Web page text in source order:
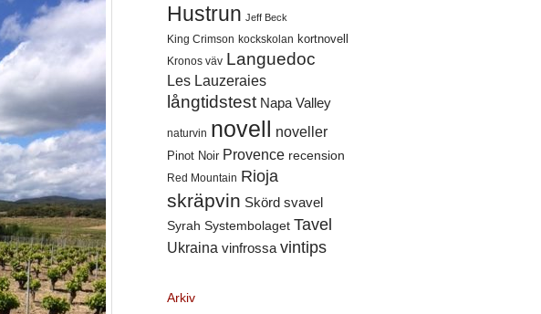
Hustrun Jeff Beck
King Crimson kockskolan kortnovell
Kronos väv Languedoc
Les Lauzeraies
långtidstest Napa Valley
naturvin novell noveller
Pinot Noir Provence recension
Red Mountain Rioja
skräpvin Skörd svavel
Syrah Systembolaget Tavel
Ukraina vinfrossa vintips
Arkiv